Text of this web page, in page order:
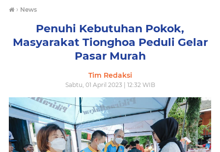
› News
Penuhi Kebutuhan Pokok,
Masyarakat Tionghoa Peduli Gelar
Pasar Murah
Tim Redaksi
Sabtu, 01 April 2023 | 12:32 WIB